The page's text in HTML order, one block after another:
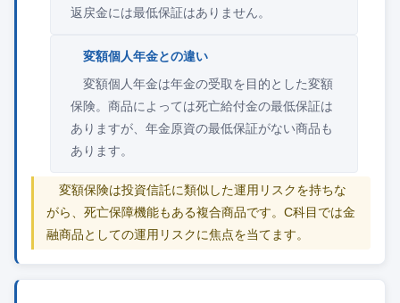
返戻金には最低保証はありません。
変額個人年金との違い
変額個人年金は年金の受取を目的とした変額
保険。商品によっては死亡給付金の最低保証は
ありますが、年金原資の最低保証がない商品も
あります。
変額保険は投資信託に類似した運用リスクを持ちな
がら、死亡保障機能もある複合商品です。C科目では金
融商品としての運用リスクに焦点を当てます。